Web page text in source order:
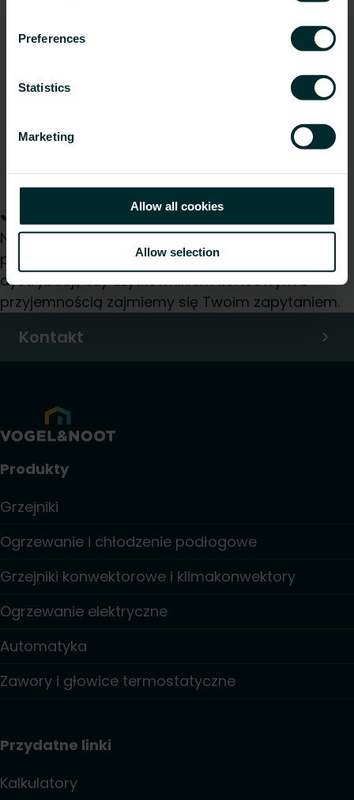
Preferences
Statistics
Marketing
Allow all cookies
Allow selection
Jak możemy Ci pomóc?
Niezależnie od tego, czy jesteś architektem,
projektantem, instalatorem, pracownikiem
dystrybucji, czy użytkownikiem końcowym z
przyjemnością zajmiemy się Twoim zapytaniem.
Kontakt
Produkty
Grzejniki
Ogrzewanie i chłodzenie podłogowe
Grzejniki konwektorowe i klimakonwektory
Ogrzewanie elektryczne
Automatyka
Zawory i głowice termostatyczne
Przydatne linki
Kalkulatory